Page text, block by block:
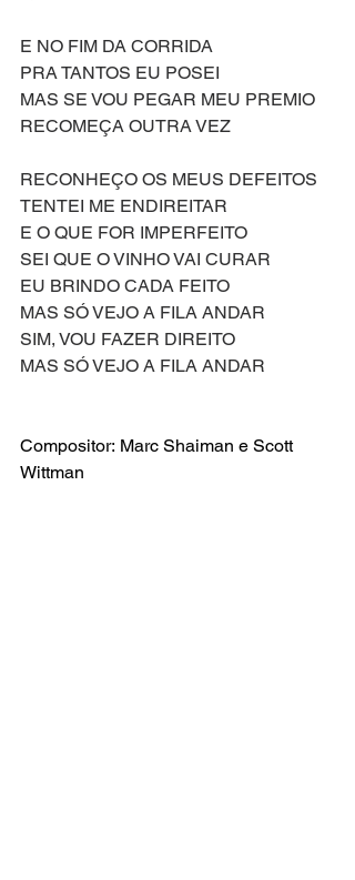
E NO FIM DA CORRIDA
PRA TANTOS EU POSEI
MAS SE VOU PEGAR MEU PREMIO
RECOMEÇA OUTRA VEZ
RECONHEÇO OS MEUS DEFEITOS
TENTEI ME ENDIREITAR
E O QUE FOR IMPERFEITO
SEI QUE O VINHO VAI CURAR
EU BRINDO CADA FEITO
MAS SÓ VEJO A FILA ANDAR
SIM, VOU FAZER DIREITO
MAS SÓ VEJO A FILA ANDAR
Compositor: Marc Shaiman e Scott
Wittman